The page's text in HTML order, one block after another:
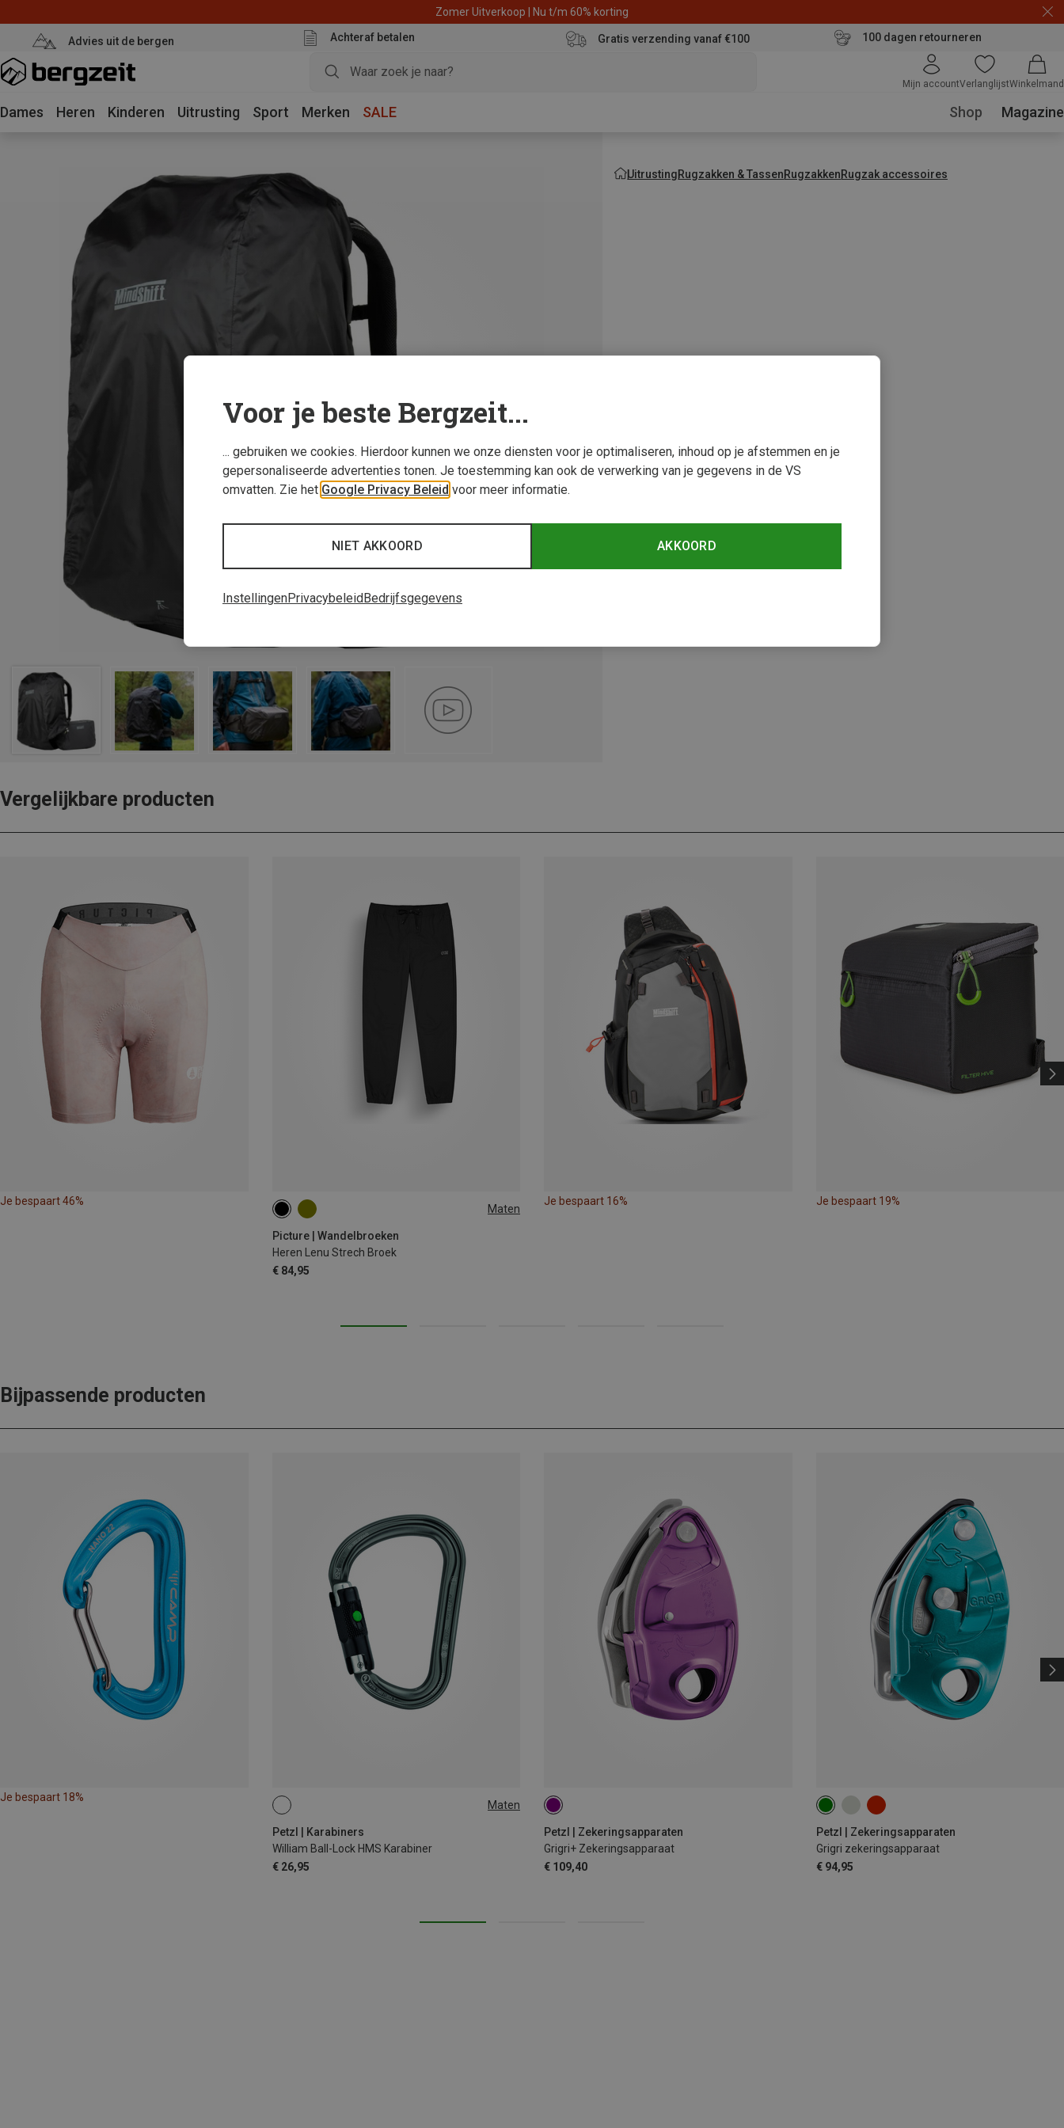
Zomer Uitverkoop | Nu t/m 60% korting
Advies uit de bergen Achteraf betalen Gratis verzending vanaf €100 100 dagen retourneren
Mijn accountVerlanglijstWinkelmand
Dames Heren Kinderen Uitrusting Sport Merken SALE Shop Magazine
UitrustingRugzakken & TassenRugzakkenRugzak accessoires
Vergelijkbare producten
Je bespaart 46%
Maten
Picture | Wandelbroeken
Heren Lenu Strech Broek
€ 84,95
M L
Je bespaart 16% Je bespaart 19%
Bijpassende producten
Je bespaart 18%
Maten
Petzl | Karabiners
William Ball-Lock HMS Karabiner
€ 26,95
BALL-LOCK
Petzl | Zekeringsapparaten
Grigri+ Zekeringsapparaat
€ 109,40
Petzl | Zekeringsapparaten
Grigri zekeringsapparaat
€ 94,95
Voor je beste Bergzeit...
... gebruiken we cookies. Hierdoor kunnen we onze diensten voor je optimaliseren, inhoud op je afstemmen en je
gepersonaliseerde advertenties tonen. Je toestemming kan ook de verwerking van je gegevens in de VS
omvatten. Zie het Google Privacy Beleid voor meer informatie.
AKKOORD
NIET AKKOORD
InstellingenPrivacybeleidBedrijfsgegevens